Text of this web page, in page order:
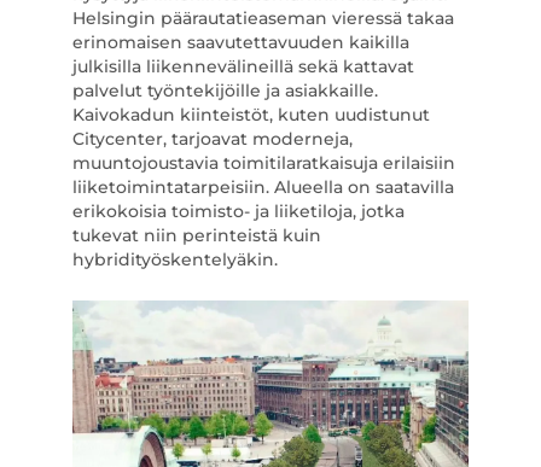
Helsingin päärautatieaseman vieressä takaa
erinomaisen saavutettavuuden kaikilla
julkisilla liikennevälineillä sekä kattavat
palvelut työntekijöille ja asiakkaille.
Kaivokadun kiinteistöt, kuten uudistunut
Citycenter, tarjoavat moderneja,
muuntojoustavia toimitilaratkaisuja erilaisiin
liiketoimintatarpeisiin. Alueella on saatavilla
erikokoisia toimisto- ja liiketiloja, jotka
tukevat niin perinteistä kuin
hybridityöskentelyäkin.